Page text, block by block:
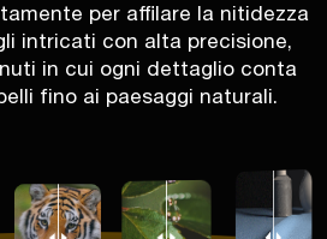
per affilare la nitidezza
intricati con alta precisione,
in cui ogni dettaglio conta
fino ai paesaggi naturali.